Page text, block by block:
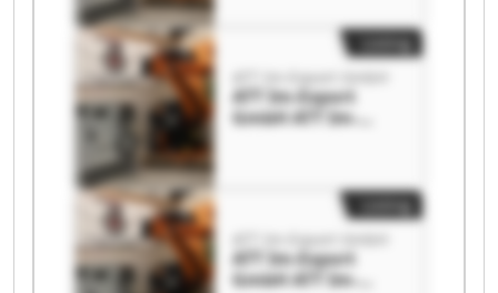
ATT Im-Export GmbH
ATT Im-Export
GmbH ATT Im-
ATT Im-Export GmbH
ATT Im-Export
GmbH ATT Im-